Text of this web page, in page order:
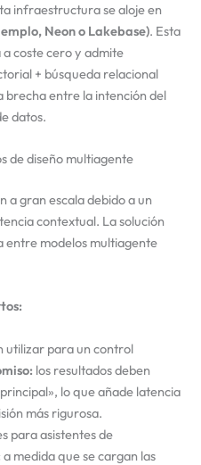
infraestructura se aloje en
Neon o Lakebase). Esta
coste cero y admite
+ búsqueda relacional
brecha entre la intención del
datos.
de diseño multiagente
a gran escala debido a un
contextual. La solución
entre modelos multiagente
utilizar para un control
los resultados deben
lo que añade latencia
más rigurosa.
para asistentes de
a medida que se cargan las